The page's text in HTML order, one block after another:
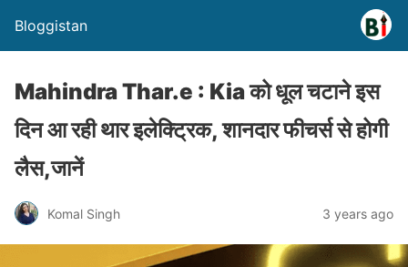
Bloggistan
Mahindra Thar.e : Kia को धूल चटाने इस
दिन आ रही थार इलेक्ट्रिक, शानदार फीचर्स से होगी
लैस,जानें
Komal Singh 3 years ago